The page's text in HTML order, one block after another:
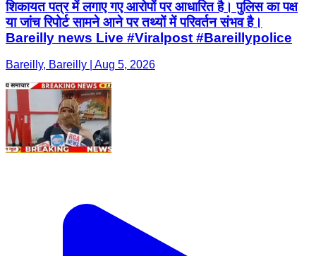
शिकायत पत्र में लगाए गए आरोपों पर आधारित है। पुलिस का पक्ष
या जांच रिपोर्ट सामने आने पर तथ्यों में परिवर्तन संभव है।
Bareilly news Live #Viralpost #Bareillypolice
Bareilly, Bareilly | Aug 5, 2026